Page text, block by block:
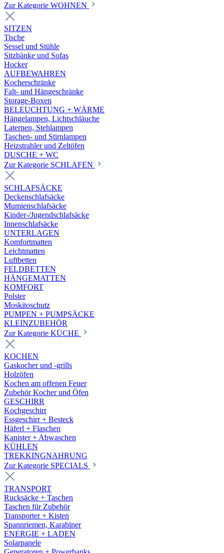
Zur Kategorie WOHNEN
SITZEN
Tische
Sessel und Stühle
Sitzbänke und Sofas
Hocker
AUFBEWAHREN
Kocherschränke
Falt- und Hängeschränke
Storage-Boxen
BELEUCHTUNG + WÄRME
Hängelampen, Lichtschläuche
Laternen, Stehlampen
Taschen- und Stirnlampen
Heizstrahler und Zeltöfen
DUSCHE + WC
Zur Kategorie SCHLAFEN
SCHLAFSÄCKE
Deckenschlafsäcke
Mumienschlafsäcke
Kinder-/Jugendschlafsäcke
Innenschlafsäcke
UNTERLAGEN
Komfortmatten
Leichtmatten
Luftbetten
FELDBETTEN
HÄNGEMATTEN
KOMFORT
Polster
Moskitoschutz
PUMPEN + PUMPSÄCKE
KLEINZUBEHÖR
Zur Kategorie KÜCHE
KOCHEN
Gaskocher und -grills
Holzöfen
Kochen am offenen Feuer
Zubehör Kocher und Öfen
GESCHIRR
Kochgeschirr
Essgeschirr + Besteck
Häferl + Flaschen
Kanister + Abwaschen
KÜHLEN
TREKKINGNAHRUNG
Zur Kategorie SPECIALS
TRANSPORT
Rucksäcke + Taschen
Taschen für Zubehör
Transporter + Kisten
Spannriemen, Karabiner
ENERGIE + LADEN
Solarpanele